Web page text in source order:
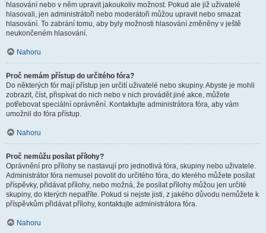
hlasování nebo v něm upravit jakoukoliv možnost. Pokud ale již uživatelé
hlasovali, jen administrátoři nebo moderátoři můžou upravit nebo smazat
hlasování. To zabrání tomu, aby byly možnosti hlasování změněny v ještě
neukončeném hlasování.
Nahoru
Proč nemám přístup do určitého fóra?
Do některých fór mají přístup jen určití uživatelé nebo skupiny. Abyste je mohli
zobrazit, číst, přispívat do nich nebo v nich provádět jiné akce, můžete
potřebovat speciální oprávnění. Kontaktujte administrátora fóra, aby vám
umožnil do fóra přístup.
Nahoru
Proč nemůžu posílat přílohy?
Oprávnění pro přílohy se nastavují pro jednotlivá fóra, skupiny nebo uživatele.
Administrátor fóra nemusel povolit do určitého fóra, do kterého můžete posílat
příspěvky, přidávat přílohy, nebo možná, že posílat přílohy můžou jen určité
skupiny, do kterých nepatříte. Pokud si nejste jisti, z jakého důvodu nemůžete k
příspěvkům přidávat přílohy, kontaktujte administrátora fóra.
Nahoru